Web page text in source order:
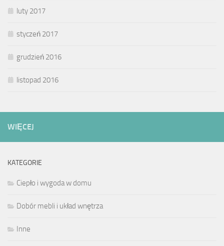
luty 2017
styczeń 2017
grudzień 2016
listopad 2016
WIĘCEJ
KATEGORIE
Ciepło i wygoda w domu
Dobór mebli i układ wnętrza
Inne